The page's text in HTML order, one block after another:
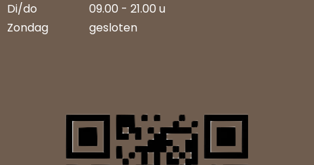
Di/do
09.00 - 21.00 u
Zondag
gesloten